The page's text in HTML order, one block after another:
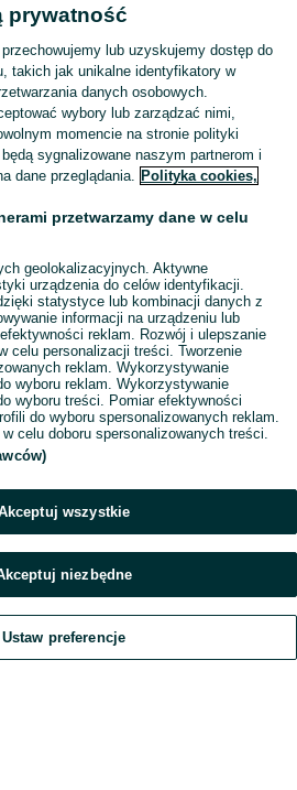
Skorzystaj z największego serwisu ogłoszeniowego w Polsce. Kupuj to, czego pragniesz i sprzedawaj to, czego już nie potrzebujesz w kategorii Reszta świata! Zobacz
Dodaj Czat Konto
prywatność
lub uzyskujemy dostęp do
takich jak unikalne identyfikatory w
danych osobowych.
wybory lub zarządzać nimi,
momencie na stronie polityki
sygnalizowane naszym partnerom i
dane przeglądania. Polityka cookies,
przetwarzamy dane w celu
geolokalizacyjnych. Aktywne
urządzenia do celów identyfikacji.
statystyce lub kombinacji danych z
informacji na urządzeniu lub
reklam. Rozwój i ulepszanie
celu personalizacji treści. Tworzenie
reklam. Wykorzystywanie
wyboru reklam. Wykorzystywanie
wyboru treści. Pomiar efektywności
do wyboru spersonalizowanych reklam.
celu doboru spersonalizowanych treści.
wszystkie
niezbędne
Ustaw preferencje